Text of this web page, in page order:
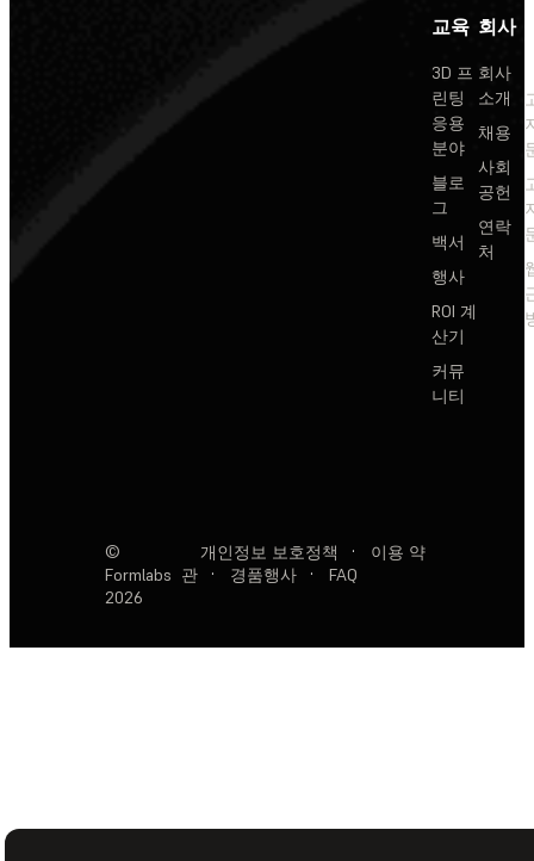
교육
3D 프
린팅
응용
분야
블로
그
백서
행사
ROI 계
산기
커뮤
니티
회사
회사
소개
채용
사회
공헌
연락
처
©
Formlabs
2026
개인정보 보호정책 ·
이용 약
관
· 경품행사 · FAQ